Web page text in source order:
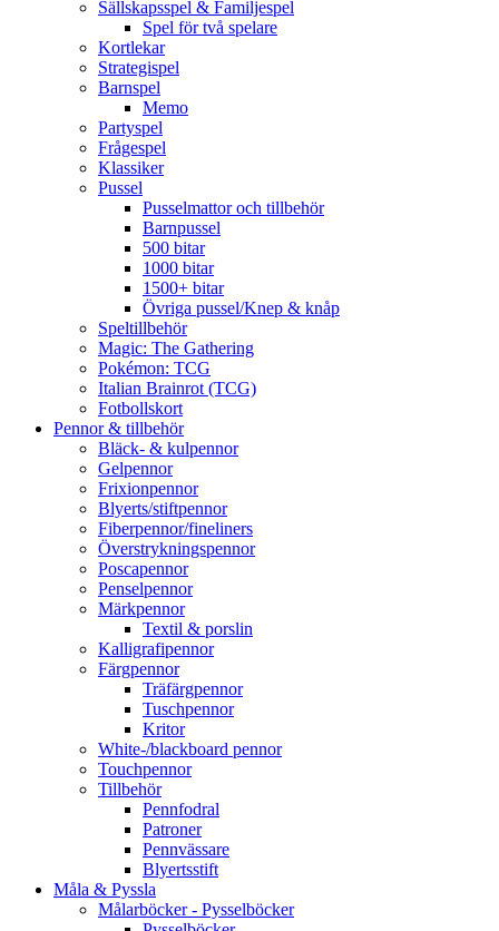
Sällskapsspel & Familjespel
Spel för två spelare
Kortlekar
Strategispel
Barnspel
Memo
Partyspel
Frågespel
Klassiker
Pussel
Pusselmattor och tillbehör
Barnpussel
500 bitar
1000 bitar
1500+ bitar
Övriga pussel/Knep & knåp
Speltillbehör
Magic: The Gathering
Pokémon: TCG
Italian Brainrot (TCG)
Fotbollskort
Pennor & tillbehör
Bläck- & kulpennor
Gelpennor
Frixionpennor
Blyerts/stiftpennor
Fiberpennor/fineliners
Överstrykningspennor
Poscapennor
Penselpennor
Märkpennor
Textil & porslin
Kalligrafipennor
Färgpennor
Träfärgpennor
Tuschpennor
Kritor
White-/blackboard pennor
Touchpennor
Tillbehör
Pennfodral
Patroner
Pennvässare
Blyertsstift
Måla & Pyssla
Målarböcker - Pysselböcker